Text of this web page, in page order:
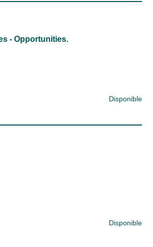
- Opportunities.
Disponible
Disponible